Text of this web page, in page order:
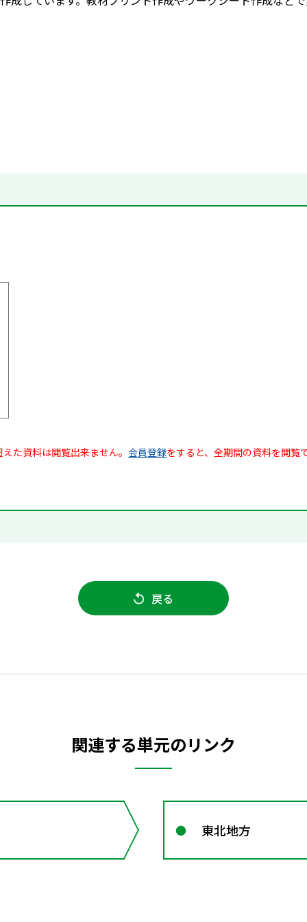
た資料は閲覧出来ません。 会員登録をすると、全期間の資料を閲覧
戻る
関連する単元のリンク
東北地方